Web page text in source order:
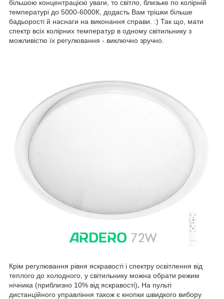
більшою концентрацією уваги, то світло, близьке по колірній
температурі до 5000-6000К, додасть Вам трішки більше
бадьорості й наснаги на виконання справи. :) Так що, мати
спектр всіх колірних температур в одному світильнику з
можливістю їх регулювання - виключно зручно.
Крім регулювання рівня яскравості і спектру освітлення від
теплого до холодного, у світильнику можна обрати режим
нічника (приблизно 10% від яскравості). На пульті
дистанційного управління також є кнопки швидкого вибору